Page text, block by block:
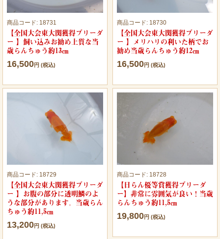
商品コード: 18731
【全国大会東大関獲得ブリーダ
ー 】飼い込みお勧め上質な当
歳らんちゅう約13㎝
16,500円 (税込)
商品コード: 18730
【全国大会東大関獲得ブリーダ
ー 】メリハリの利いた柄でお
勧め当歳らんちゅう約12㎝
16,500円 (税込)
商品コード: 18729
【全国大会東大関獲得ブリーダ
ー 】お腹の部分に透明鱗のよ
うな部分があります。当歳らん
ちゅう約11,5㎝
13,200円 (税込)
商品コード: 18728
【日らん優等賞獲得ブリーダ
ー】非常に雰囲気が良い！当歳
らんちゅう約11,5㎝
19,800円 (税込)